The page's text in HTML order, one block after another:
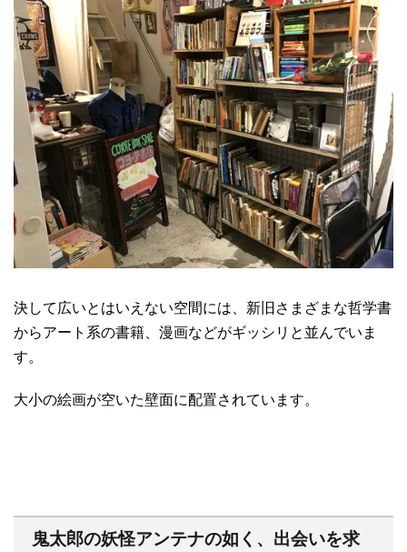
決して広いとはいえない空間には、新旧さまざまな哲学書
からアート系の書籍、漫画などがギッシリと並んでいま
す。
大小の絵画が空いた壁面に配置されています。
鬼太郎の妖怪アンテナの如く、出会いを求